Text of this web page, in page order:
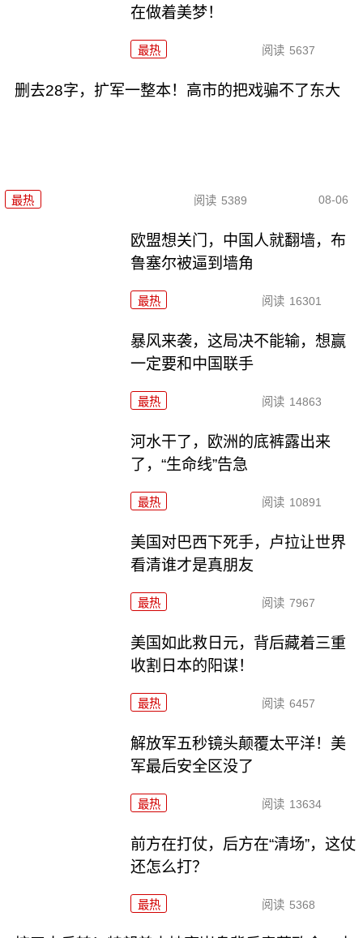
在做着美梦！
最热 阅读 5637
删去28字，扩军一整本！高市的把戏骗不了东大
最热 阅读 5389 08-06
欧盟想关门，中国人就翻墙，布
鲁塞尔被逼到墙角
最热 阅读 16301
暴风来袭，这局决不能输，想赢
一定要和中国联手
最热 阅读 14863
河水干了，欧洲的底裤露出来
了，“生命线”告急
最热 阅读 10891
美国对巴西下死手，卢拉让世界
看清谁才是真朋友
最热 阅读 7967
美国如此救日元，背后藏着三重
收割日本的阳谋！
最热 阅读 6457
解放军五秒镜头颠覆太平洋！美
军最后安全区没了
最热 阅读 13634
前方在打仗，后方在“清场”，这仗
还怎么打？
最热 阅读 5368